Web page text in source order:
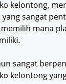
kelontong,
sangat
mana
sangat
kelontong